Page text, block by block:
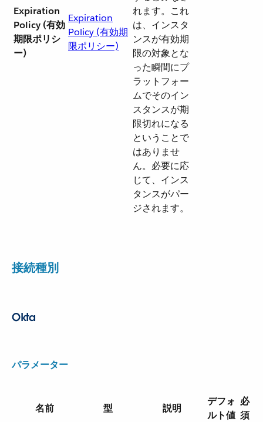
Expiration
Policy (有効
期限ポリシ
ー)
Expiration
Policy (有効期
限ポリシー)
れます。これ
は、インスタ
ンスが有効期
限の対象とな
った瞬間にプ
ラットフォー
ムでそのイン
スタンスが期
限切れになる
ということで
はありませ
ん。必要に応
じて、インス
タンスがパー
ジされます。
接続種別
Okta
パラメーター
名前 型 説明
デフォ
ルト値
必
須